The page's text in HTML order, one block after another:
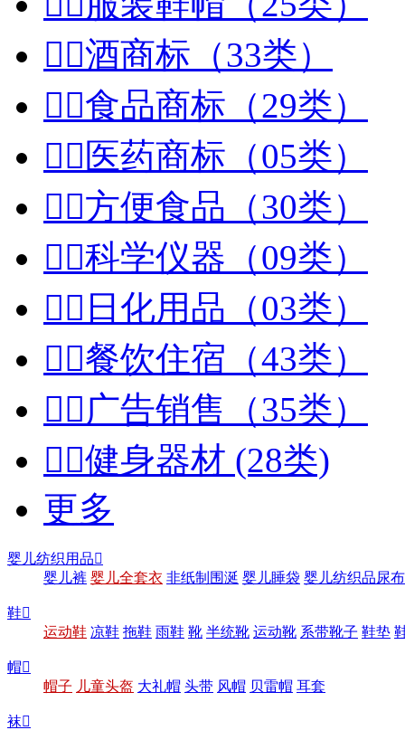
酒商标（33类）
食品商标（29类）
医药商标（05类）
方便食品（30类）
科学仪器（09类）
 日化用品（03类）
餐饮住宿（43类）
广告销售（35类）
健身器材 (28类)
更多
婴儿纺织用品
婴儿裤 婴儿全套衣 非纸制围涎 婴儿睡袋 婴儿纺织品尿布
鞋
运动鞋 凉鞋 拖鞋 雨鞋 靴 半统靴 运动靴 系带靴子 鞋垫
帽
帽子 儿童头盔 大礼帽 头带 风帽 贝雷帽 耳套
袜